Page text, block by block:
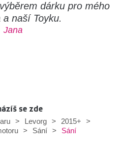
dárku pro mého
a naší Toyku.
Jana
se zde
> Levorg > 2015+
>
> Sání > Sání